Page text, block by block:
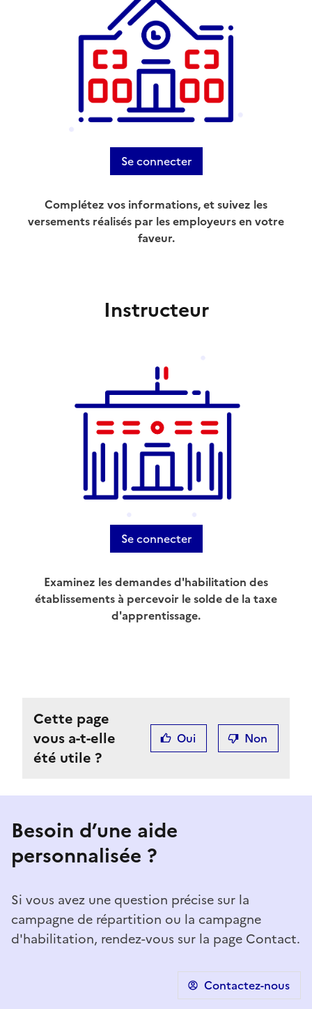
Se connecter
Complétez vos informations, et suivez les
versements réalisés par les employeurs en votre
faveur.
Instructeur
Se connecter
Examinez les demandes d'habilitation des
établissements à percevoir le solde de la taxe
d'apprentissage.
Cette page
vous a-t-elle
été utile ?
Oui Non
Besoin d’une aide
personnalisée ?
Si vous avez une question précise sur la
campagne de répartition ou la campagne
d'habilitation, rendez-vous sur la page Contact.
Contactez-nous